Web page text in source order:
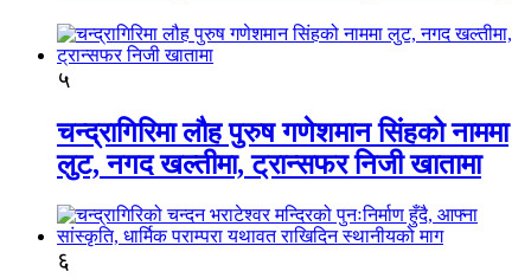
५
चन्द्रागिरिमा लौह पुरुष गणेशमान सिंहको नाममा
लुट, नगद खल्तीमा, ट्रान्सफर निजी खातामा
६